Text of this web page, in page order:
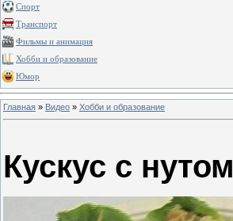
Спорт
Транспорт
Фильмы и анимация
Хобби и образование
Юмор
Главная » Видео » Хобби и образование
Кускус с нутом